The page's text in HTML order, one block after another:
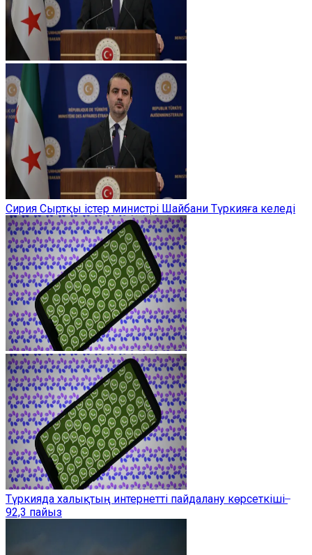
Сирия Сыртқы істер министрі Шайбани Түркияға келеді
Түркияда халықтың интернетті пайдалану көрсеткіші ̶
92,3 пайыз